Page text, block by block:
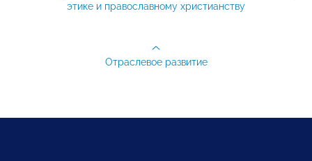
этике и православному христианству
Отраслевое развитие